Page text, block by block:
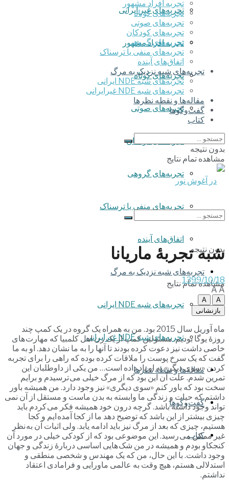
تجربه‌های غیر ایرانی
تجربه افراد مشهور
تجربه‌های کوتاه
تجربه‌های صوتی
تجربه‌های کودکان
تجربه‌های گروهی
‌تجربه‌های منفی یا ترسناک
اتفاق‌های آینده
تجربه‌های شبه نزدیک به مرگ
تجربه‌های شبه NDE ایرانی
تجربه‌های شبه NDE غیرایرانی
مقاله‌ها و نقطه نظرها
گفت‌وگوها
کتاب
تجربه افراد مشهور
تجربه‌های کوتاه
تجربه‌های صوتی
تجربه‌های کودکان
تجربه‌های گروهی
‌تجربه‌های منفی یا ترسناک
اتفاق‌های آینده
تجربه‌های شبه نزدیک به مرگ
تجربه‌های شبه NDE ایرانی
تجربه‌های شبه NDE غیرایرانی
مقاله‌ها و نقطه نظرها
گفت‌وگوها
کتاب
بدون نتیجه
مشاهده تمام نتایج
بدون نتیجه
مشاهده تمام نتایج
شبه تجربۀ ماریانا
1399/10/18
AA
A
A
بازنشانی
ماه آوریل سال 2015 بود. من به همراه یک گروه در یک کمپ چند
روزۀ یوگا بودیم. مسئولین کمپ از یک زن اهل کلمبیا که مهارت های
خاصی داشت نیز دعوت کرده بودند تا آنها را به ما نشان دهد. او به ما
گفت که یک سرخ پوست را ملاقات کرده بوده که راهی را برای تجربه
کردن «سوی دیگر» به او یاد داده است… من یکی از داوطلبان این
تمرین شدم. علت آن این بود که از مرگ خیلی می ترسیدم و برایم
سخت بود که باور کنم «سوی دیگری» نیز وجود دارد. من همیشه باور
داشتم که حیات و زندگی ما وابسته به بدن ماست و مستقل از آن نمی
تواند وجود داشته باشد. گرچه درون خود همیشه فکر می کردم باید
چیزی بیشتر از این باشد که توضیح دهد ما از کجا آمده ایم و کجا
هستیم، چیزی که بعد از مرگ نیز باید ادامه یابد. ولی اثبات آن به نظر
غیر ممکن می رسید. این موضوعی بود که از کودکی خیلی در مورد آن
کنجکاو بودم و همیشه در من شک هایی اساسی دربارۀ زندگی و جهان
وجود داشت. با این حال، من که یک مهندس و شخصی منطقی و
استدلالی هستم، هیچ وقت به عالمی ماورایی و فرامادی اعتقاد
نداشتم.